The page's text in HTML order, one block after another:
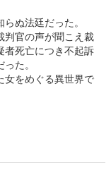
ぬ法廷だった。
判官の声が聞こえ裁
者死亡につき不起訴
た。
女をめぐる異世界で